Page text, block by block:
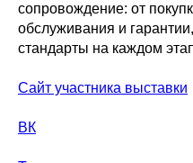
сопровождение: от
обслуживания и
стандарты на каждом
Сайт участника выставки
ВК